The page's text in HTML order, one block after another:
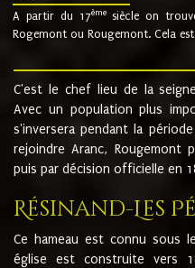
A partir du 17ème siècle on
Rogemont ou Rougemont. Cela
C'est le chef lieu de la
Avec un population plus
s'inversera pendant la
rejoindre Aranc, Rougemont
puis par décision officielle en
Résinand-Les
Ce hameau est connu sous
église est construite vers